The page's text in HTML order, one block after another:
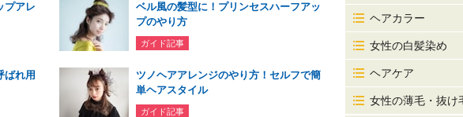
プアレ
ベル風の髪型に！プリンセスハーフアッ
プのやり方
ガイド記事
ばれ用
ツノヘアアレンジのやり方！セルフで簡
単ヘアスタイル
ガイド記事
ヘアカラー
女性の白髪染め
ヘアケア
女性の薄毛・抜け